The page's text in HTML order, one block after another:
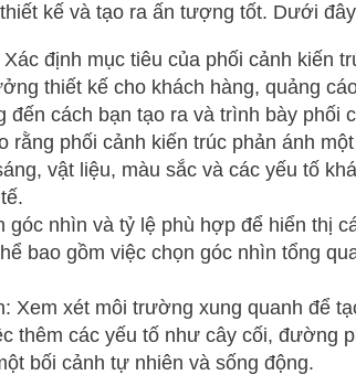
kế và tạo ra ấn tượng tốt. Dưới
định mục tiêu của phối cảnh kiến
thiết kế cho khách hàng, quảng
cách bạn tạo ra và trình bày phối
phối cảnh kiến trúc phản ánh
vật liệu, màu sắc và các yếu tố
góc nhìn và tỷ lệ phù hợp để hiển thị
bao gồm việc chọn góc nhìn tổng
Xem xét môi trường xung quanh để
thêm các yếu tố như cây cối, đường
bối cảnh tự nhiên và sống động.